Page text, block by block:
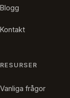
Blogg
Kontakt
RESURSER
Vanliga frågor